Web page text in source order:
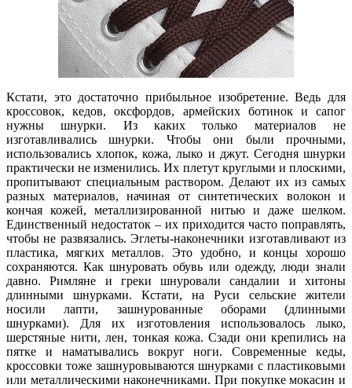
Кстати, это достаточно прибыльное изобретение. Ведь для
кроссовок, кедов, оксфордов, армейских ботинок и сапог
нужны шнурки. Из каких только материалов не
изготавливались шнурки. Чтобы они были прочными,
использовались хлопок, кожа, лыко и джут. Сегодня шнурки
практически не изменились. Их плетут круглыми и плоскими,
пропитывают специальным раствором. Делают их из самых
разных материалов, начиная от синтетических волокон и
кончая кожей, металлизированной нитью и даже шелком.
Единственный недостаток – их приходится часто поправлять,
чтобы не развязались. Эглеты-наконечники изготавливают из
пластика, мягких металлов. Это удобно, и концы хорошо
сохраняются. Как шнуровать обувь или одежду, люди знали
давно. Римляне и греки шнуровали сандалии и хитоны
длинными шнурками. Кстати, на Руси сельские жители
носили лапти, зашнурованные оборами (длинными
шнурками). Для их изготовления использовалось лыко,
шерстяные нити, лен, тонкая кожа. Сзади они крепились на
пятке и наматывались вокруг ноги. Современные кеды,
кроссовки тоже зашнуровываются шнурками с пластиковыми
или металлическими наконечниками. При покупке мокасин и